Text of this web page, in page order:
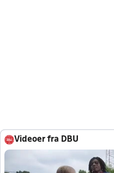
Videoer fra DBU